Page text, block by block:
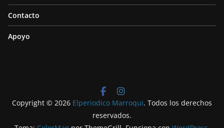
Contacto
Apoyo
Copyright © 2026 Elperiodico Marroqui. Todos los derechos
reservados.